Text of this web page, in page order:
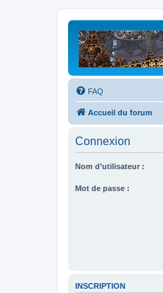
FAQ
Accueil du forum
Connexion
Nom d’utilisateur :
Mot de passe :
INSCRIPTION